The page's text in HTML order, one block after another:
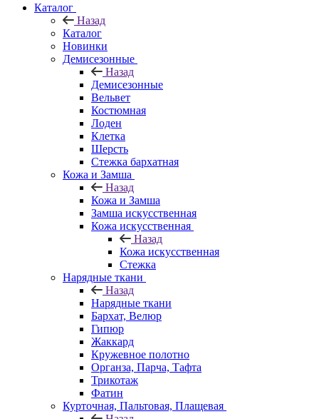
Каталог
Назад
Каталог
Новинки
Демисезонные
Назад
Демисезонные
Вельвет
Костюмная
Лоден
Клетка
Шерсть
Стежка бархатная
Кожа и Замша
Назад
Кожа и Замша
Замша искусственная
Кожа искусственная
Назад
Кожа искусственная
Стежка
Нарядные ткани
Назад
Нарядные ткани
Бархат, Велюр
Гипюр
Жаккард
Кружевное полотно
Органза, Парча, Тафта
Трикотаж
Фатин
Курточная, Пальтовая, Плащевая